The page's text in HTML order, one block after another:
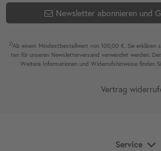
Newsletter abonnieren und
2)Ab einem Mindest­bestell­wert von 100,00 €. Sie erklären
ten für unseren News­letter­versand ver­wen­det werden.
Weitere Infor­mationen und Wider­rufshin­weise finden
Vertrag
Service